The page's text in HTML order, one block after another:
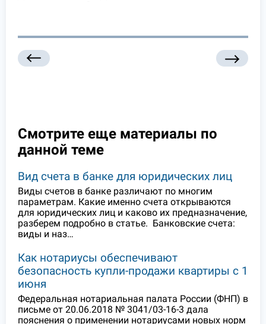
Смотрите еще материалы по
данной теме
Вид счета в банке для юридических лиц
Виды счетов в банке различают по многим
параметрам. Какие именно счета открываются
для юридических лиц и каково их предназначение,
разберем подробно в статье. Банковские счета:
виды и наз…
Как нотариусы обеспечивают
безопасность купли-продажи квартиры с 1
июня
Федеральная нотариальная палата России (ФНП) в
письме от 20.06.2018 № 3041/03-16-3 дала
пояснения о применении нотариусами новых норм